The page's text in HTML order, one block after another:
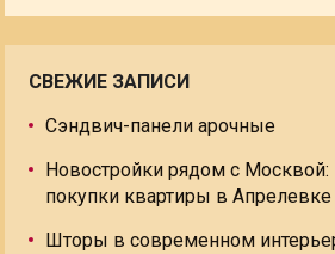
СВЕЖИЕ ЗАПИСИ
Сэндвич-панели арочные
Новостройки рядом с
покупки квартиры в Апрелевке
Шторы в современном